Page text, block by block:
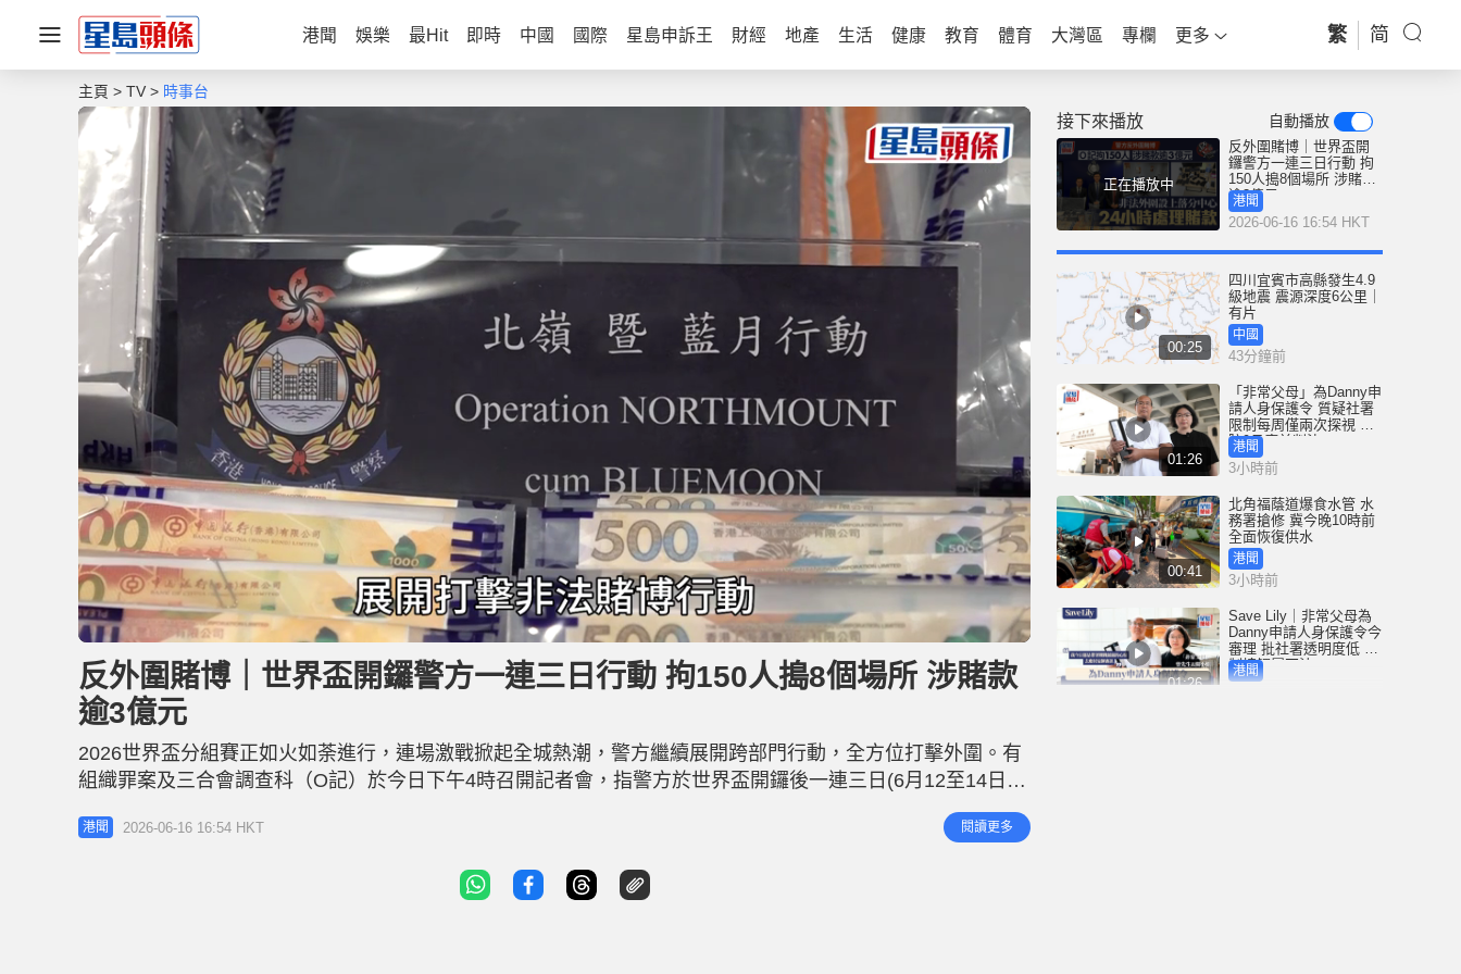
港聞 娛樂 最Hit 即時 中國 國際 星島申訴王 財經 地產 生活 健康 教育 體育 大灣區 專欄 更多 繁 简
主頁 TV 時事台
n
u
t
e
L
o
e
9
%
反外圍賭博｜世界盃開鑼警方一連三日行動 拘150人搗8個場所 涉賭款
逾3億元
2026世界盃分組賽正如火如荼進行，連場激戰掀起全城熱潮，警方繼續展開跨部門行動，全方位打擊外圍。有
組織罪案及三合會調查科（O記）於今日下午4時召開記者會，指警方於世界盃開鑼後一連三日(6月12至14日)
展開「北嶺暨藍月」行動打擊非法賭博活動，共拘捕150名人，涉嫌干犯「推廣或便利收受賭注」及「向收受賭
注者投注」等罪，涉及賭款逾3億元。 警方指在3日內動員600名探員在全港多處採取執法行動，突擊搜
港聞 2026-06-16 16:54 HKT 閱讀更多
接下來播放 自動播放
正在播放中
反外圍賭博｜世界盃開
鑼警方一連三日行動 拘
150人搗8個場所 涉賭款
逾3億元
港聞
2026-06-16 16:54 HKT
00:25
四川宜賓市高縣發生4.9
級地震 震源深度6公里｜
有片
中國
43分鐘前
01:26
「非常父母」為Danny申
請人身保護令 質疑社署
限制每周僅兩次探視 高
院9月底前判決
港聞
3小時前
00:41
北角福蔭道爆食水管 水
務署搶修 冀今晚10時前
全面恢復供水
港聞
3小時前
01:26
Save Lily｜非常父母為
Danny申請人身保護令今
審理 批社署透明度低 限
制接觸屬不法
港聞